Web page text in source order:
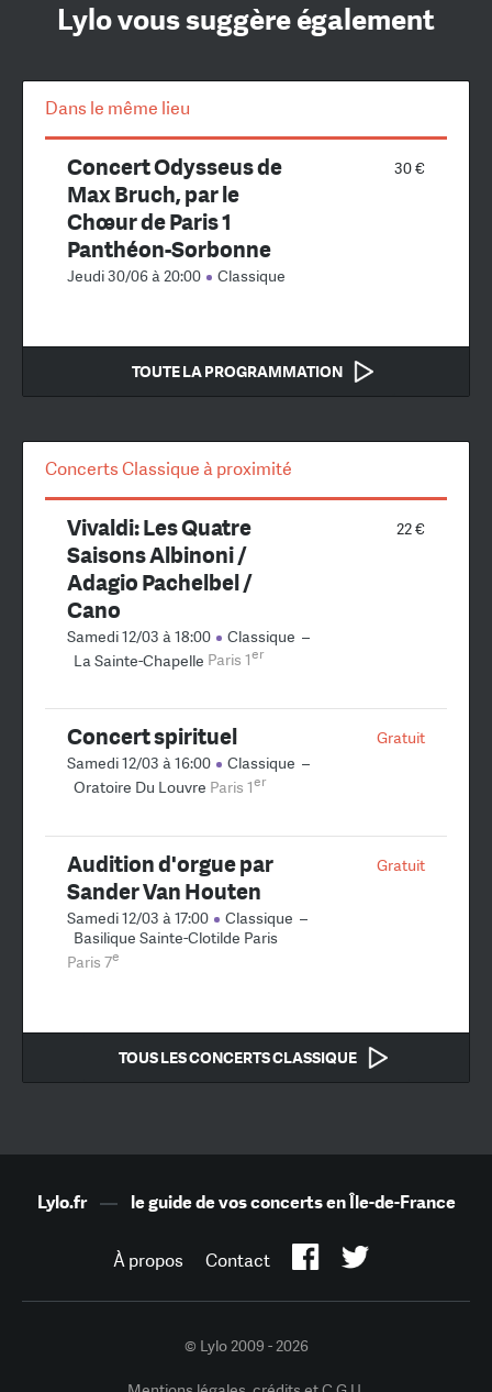
Lylo vous suggère également
Dans le même lieu
30 €
Concert Odysseus de
Max Bruch, par le
Chœur de Paris 1
Panthéon-Sorbonne
Jeudi 30/06 à 20:00 Classique
TOUTE LA PROGRAMMATION
Concerts Classique à proximité
22 €
Vivaldi: Les Quatre
Saisons Albinoni /
Adagio Pachelbel /
Cano
Samedi 12/03 à 18:00 Classique –
La Sainte-Chapelle Paris 1er
Gratuit
Concert spirituel
Samedi 12/03 à 16:00 Classique –
Oratoire Du Louvre Paris 1er
Gratuit
Audition d'orgue par
Sander Van Houten
Samedi 12/03 à 17:00 Classique –
Basilique Sainte-Clotilde Paris
Paris 7e
TOUS LES CONCERTS CLASSIQUE
Lylo.fr— le guide de vos concerts en Île-de-France
À propos Contact
© Lylo 2009 - 2026